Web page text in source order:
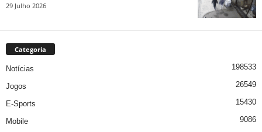
29 Julho 2026
Categoria
Notícias 198533
Jogos 26549
E-Sports 15430
Mobile 9086